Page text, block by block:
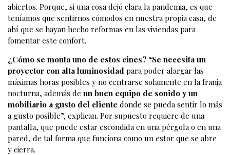
abiertos. Porque, si una cosa dejó clara la pandemia, es que
teníamos que sentirnos cómodos en nuestra propia casa, de
ahí que se hayan hecho reformas en las viviendas para
fomentar este confort.
¿Cómo se monta uno de estos cines? “Se necesita un
proyector con alta luminosidad para poder alargar las
máximas horas posibles y no centrarse solamente en la franja
nocturna, además de un buen equipo de sonido y un
mobiliario a gusto del cliente donde se pueda sentir lo más
a gusto posible”, explican. Por supuesto requiere de una
pantalla, que puede estar escondida en una pérgola o en una
pared, de tal forma que funciona como un estor que se abre
y cierra.